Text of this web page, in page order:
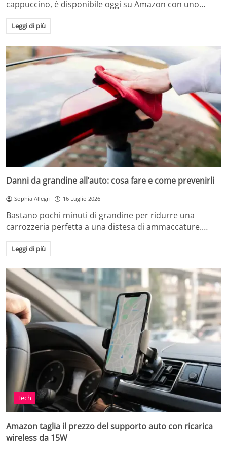
cappuccino, è disponibile oggi su Amazon con uno…
Leggi di più
Danni da grandine all’auto: cosa fare e come prevenirli
Sophia Allegri 16 Luglio 2026
Bastano pochi minuti di grandine per ridurre una
carrozzeria perfetta a una distesa di ammaccature.…
Leggi di più
Tech
Amazon taglia il prezzo del supporto auto con ricarica
wireless da 15W